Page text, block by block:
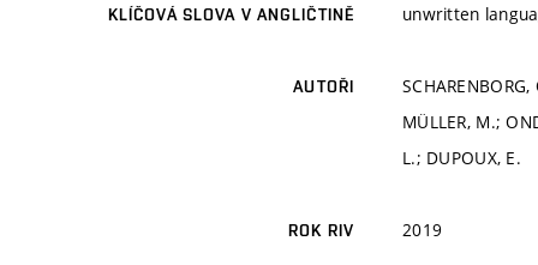
KLÍČOVÁ SLOVA V ANGLIČTINĚ unwritten
AUTOŘI
MÜLLER, M.;
L.; DUPOUX, E.
ROK RIV 2019